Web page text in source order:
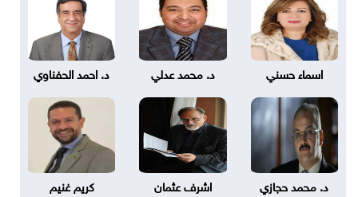
اسماء حسني د. محمد عدلي د. احمد الحفناوي
د. محمد حجازي اشرف عثمان كريم غنيم